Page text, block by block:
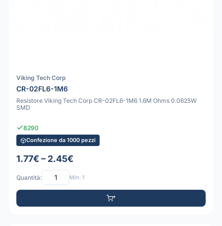
Viking Tech Corp
CR-02FL6-1M6
Resistore Viking Tech Corp CR-02FL6-1M6 1.6M Ohms 0.0625W
SMD
8290
Confezione da 1000 pezzi
1.77€ – 2.45€
Quantità: Min: 1